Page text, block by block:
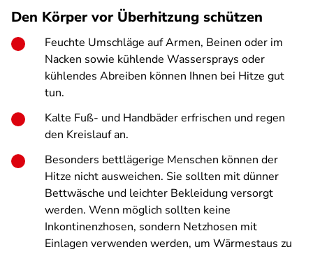
Den Körper vor Überhitzung schützen
Feuchte Umschläge auf Armen, Beinen oder im
Nacken sowie kühlende Wassersprays oder
kühlendes Abreiben können Ihnen bei Hitze gut
tun.
Kalte Fuß- und Handbäder erfrischen und regen
den Kreislauf an.
Besonders bettlägerige Menschen können der
Hitze nicht ausweichen. Sie sollten mit dünner
Bettwäsche und leichter Bekleidung versorgt
werden. Wenn möglich sollten keine
Inkontinenzhosen, sondern Netzhosen mit
Einlagen verwenden werden, um Wärmestaus zu